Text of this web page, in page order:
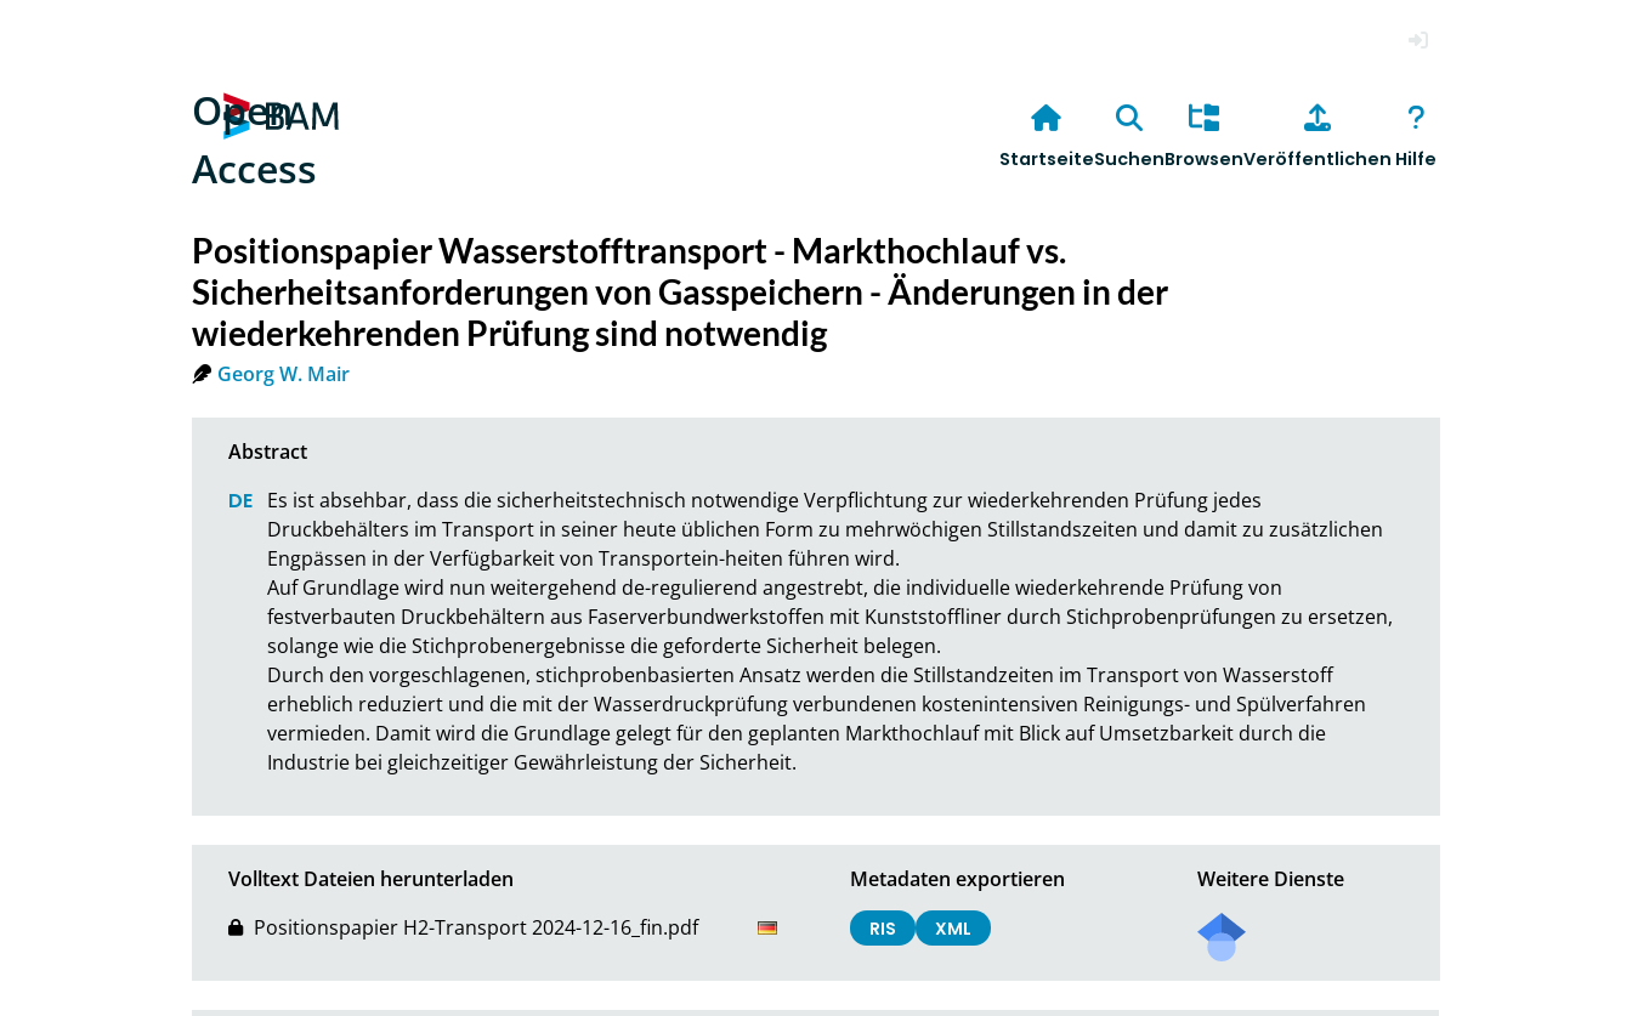
Open
Access
StartseiteSuchenBrowsenVeröffentlichen Hilfe
Positionspapier Wasserstofftransport - Markthochlauf vs.
Sicherheitsanforderungen von Gasspeichern - Änderungen in der
wiederkehrenden Prüfung sind notwendig
Georg W. Mair
Es ist absehbar, dass die sicherheitstechnisch notwendige Verpflichtung zur wiederkehrenden Prüfung jedes
Druckbehälters im Transport in seiner heute üblichen Form zu mehrwöchigen Stillstandszeiten und damit zu zusätzlichen
Engpässen in der Verfügbarkeit von Transportein-heiten führen wird.
Auf Grundlage wird nun weitergehend de-regulierend angestrebt, die individuelle wiederkehrende Prüfung von
festverbauten Druckbehältern aus Faserverbundwerkstoffen mit Kunststoffliner durch Stichprobenprüfungen zu ersetzen,
solange wie die Stichprobenergebnisse die geforderte Sicherheit belegen.
Durch den vorgeschlagenen, stichprobenbasierten Ansatz werden die Stillstandzeiten im Transport von Wasserstoff
erheblich reduziert und die mit der Wasserdruckprüfung verbundenen kostenintensiven Reinigungs- und Spülverfahren
vermieden. Damit wird die Grundlage gelegt für den geplanten Markthochlauf mit Blick auf Umsetzbarkeit durch die
Industrie bei gleichzeitiger Gewährleistung der Sicherheit.
Volltext Dateien herunterladen
Positionspapier H2-Transport 2024-12-16_fin.pdf
Metadaten exportieren
RIS XML
Weitere Dienste